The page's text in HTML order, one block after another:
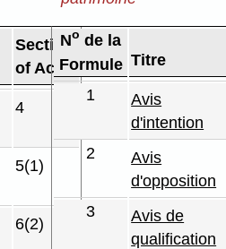
Section
of Act
4
5(1)
6(2)
No de la
Formule Titre
1
Avis
d'intention
2
Avis
d'opposition
3
Avis de
qualification